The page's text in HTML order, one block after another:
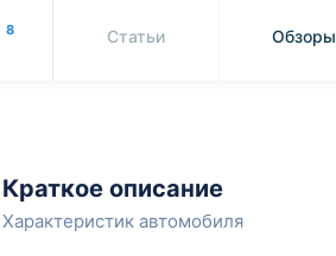
8 Статьи Обзоры
Краткое описание
Характеристик автомобиля